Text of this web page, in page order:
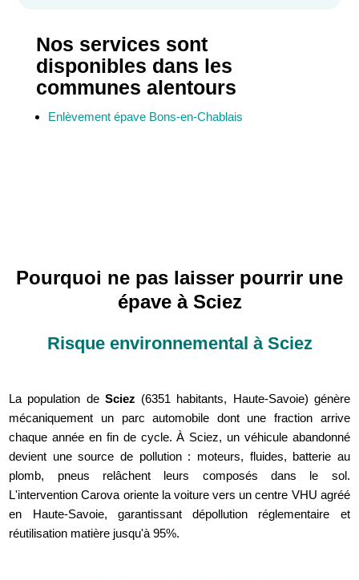
Nos services sont
disponibles dans les
communes alentours
Enlèvement épave Bons-en-Chablais
Pourquoi ne pas laisser pourrir une
épave à Sciez
Risque environnemental à Sciez
La population de Sciez (6351 habitants, Haute-Savoie) génère
mécaniquement un parc automobile dont une fraction arrive
chaque année en fin de cycle. À Sciez, un véhicule abandonné
devient une source de pollution : moteurs, fluides, batterie au
plomb, pneus relâchent leurs composés dans le sol.
L'intervention Carova oriente la voiture vers un centre VHU agréé
en Haute-Savoie, garantissant dépollution réglementaire et
réutilisation matière jusqu'à 95%.